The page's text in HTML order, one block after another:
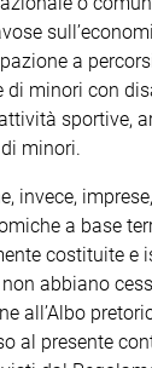
a
minori con
sportive,
minori.
invece,
a base
costituite e
abbiano
all’Albo
al presente